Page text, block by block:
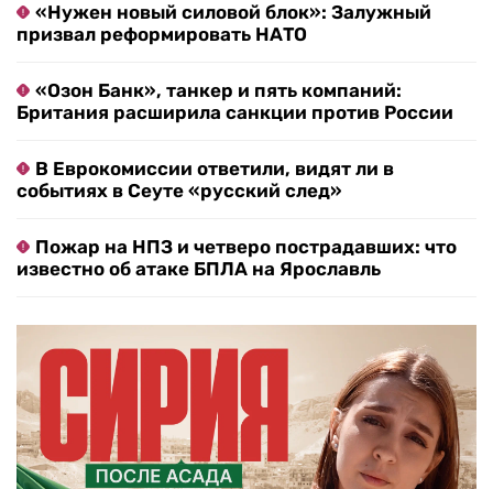
«Нужен новый силовой блок»: Залужный
призвал реформировать НАТО
«Озон Банк», танкер и пять компаний:
Британия расширила санкции против России
В Еврокомиссии ответили, видят ли в
событиях в Сеуте «русский след»
Пожар на НПЗ и четверо пострадавших: что
известно об атаке БПЛА на Ярославль